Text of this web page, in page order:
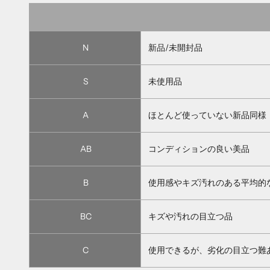
N 新品/未開封品
S 未使用品
A ほとんど使っていない新品同様
AB コンディションの良い美品
B 使用感やキズ汚れのある平均的
BC キズや汚れの目立つ品
C 使用できるが、劣化の目立つ難